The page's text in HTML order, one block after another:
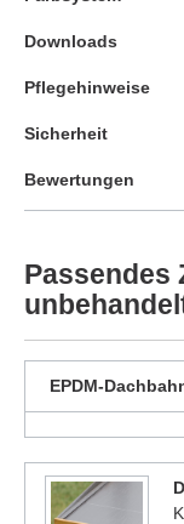
Downloads
Pflegehinweise
Sicherheit
Bewertungen
Passendes
EPDM-